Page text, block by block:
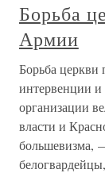
Борьба
Армии
Борьба
интервенции
организации
власти и
большевизма,